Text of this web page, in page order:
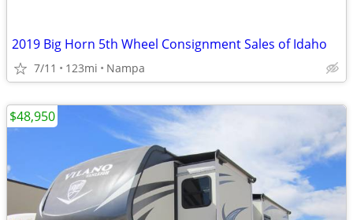
2019 Big Horn 5th Wheel Consignment Sales of Idaho
7/11 123mi Nampa
$48,950